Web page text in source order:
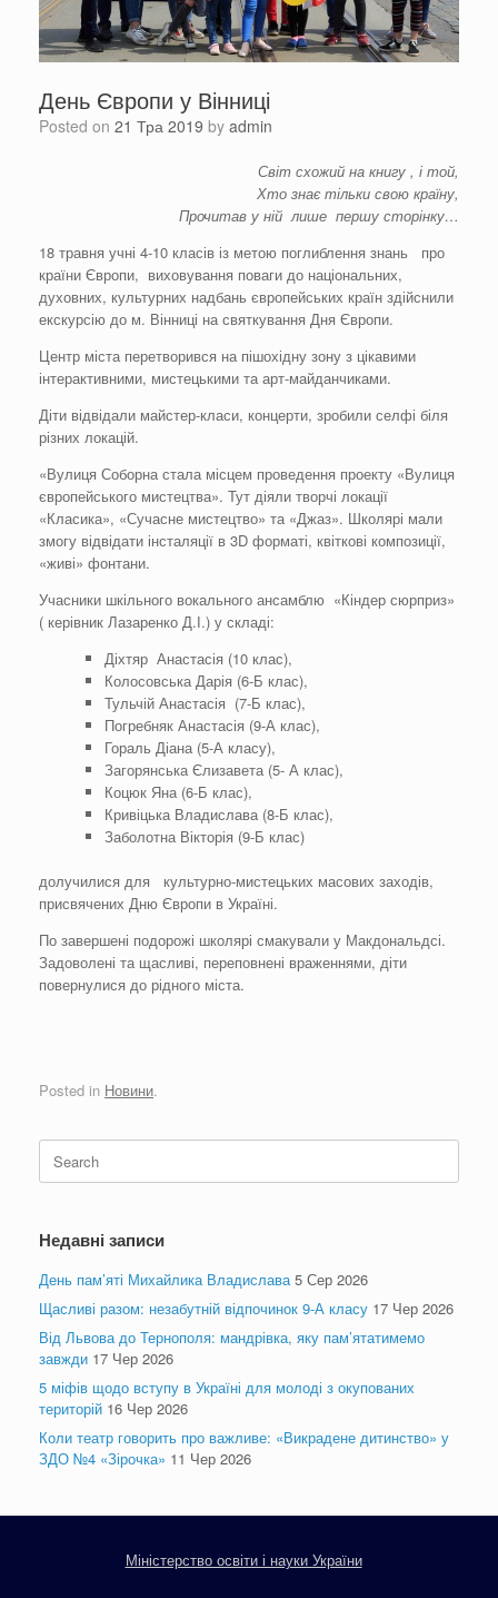
День Європи у Вінниці
Posted on 21 Тра 2019 by admin
Світ схожий на книгу , і той,
Хто знає тільки свою країну,
Прочитав у ній лише першу сторінку…
18 травня учні 4-10 класів із метою поглиблення знань про
країни Європи, виховування поваги до національних,
духовних, культурних надбань європейських країн здійснили
екскурсію до м. Вінниці на святкування Дня Європи.
Центр міста перетворився на пішохідну зону з цікавими
інтерактивними, мистецькими та арт-майданчиками.
Діти відвідали майстер-класи, концерти, зробили селфі біля
різних локацій.
«Вулиця Соборна стала місцем проведення проекту «Вулиця
європейського мистецтва». Тут діяли творчі локації
«Класика», «Сучасне мистецтво» та «Джаз». Школярі мали
змогу відвідати інсталяції в 3D форматі, квіткові композиції,
«живі» фонтани.
Учасники шкільного вокального ансамблю «Кіндер сюрприз»
( керівник Лазаренко Д.І.) у складі:
Діхтяр Анастасія (10 клас),
Колосовська Дарія (6-Б клас),
Тульчій Анастасія (7-Б клас),
Погребняк Анастасія (9-А клас),
Гораль Діана (5-А класу),
Загорянська Єлизавета (5- А клас),
Коцюк Яна (6-Б клас),
Кривіцька Владислава (8-Б клас),
Заболотна Вікторія (9-Б клас)
долучилися для культурно-мистецьких масових заходів,
присвячених Дню Європи в Україні.
По завершені подорожі школярі смакували у Макдональдсі.
Задоволені та щасливі, переповнені враженнями, діти
повернулися до рідного міста.
Posted in Новини.
for:
Недавні записи
День пам’яті Михайлика Владислава 5 Сер 2026
Щасливі разом: незабутній відпочинок 9-А класу 17 Чер 2026
Від Львова до Тернополя: мандрівка, яку пам’ятатимемо
завжди 17 Чер 2026
5 міфів щодо вступу в Україні для молоді з окупованих
територій 16 Чер 2026
Коли театр говорить про важливе: «Викрадене дитинство» у
ЗДО №4 «Зірочка» 11 Чер 2026
Міністерство освіти і науки України